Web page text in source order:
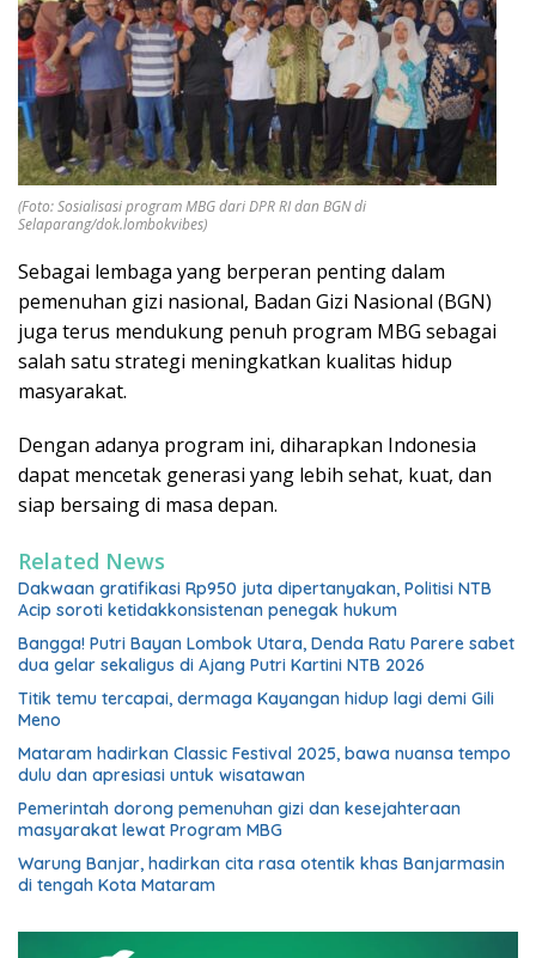
(Foto: Sosialisasi program MBG dari DPR RI dan BGN di
Selaparang/dok.lombokvibes)
Sebagai lembaga yang berperan penting dalam
pemenuhan gizi nasional, Badan Gizi Nasional (BGN)
juga terus mendukung penuh program MBG sebagai
salah satu strategi meningkatkan kualitas hidup
masyarakat.
Dengan adanya program ini, diharapkan Indonesia
dapat mencetak generasi yang lebih sehat, kuat, dan
siap bersaing di masa depan.
Related News
Dakwaan gratifikasi Rp950 juta dipertanyakan, Politisi NTB
Acip soroti ketidakkonsistenan penegak hukum
Bangga! Putri Bayan Lombok Utara, Denda Ratu Parere sabet
dua gelar sekaligus di Ajang Putri Kartini NTB 2026
Titik temu tercapai, dermaga Kayangan hidup lagi demi Gili
Meno
Mataram hadirkan Classic Festival 2025, bawa nuansa tempo
dulu dan apresiasi untuk wisatawan
Pemerintah dorong pemenuhan gizi dan kesejahteraan
masyarakat lewat Program MBG
Warung Banjar, hadirkan cita rasa otentik khas Banjarmasin
di tengah Kota Mataram